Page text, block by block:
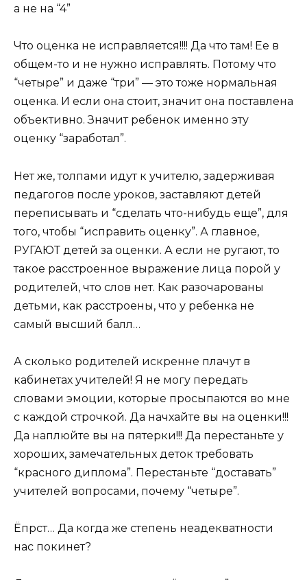
а не на “4”
Что оценка не исправляется!!!! Да что там! Ее в
общем-то и не нужно исправлять. Потому что
“четыре” и даже “три” — это тоже нормальная
оценка. И если она стоит, значит она поставлена
объективно. Значит ребенок именно эту
оценку “заработал”.
Нет же, толпами идут к учителю, задерживая
педагогов после уроков, заставляют детей
переписывать и “сделать что-нибудь еще”, для
того, чтобы “исправить оценку”. А главное,
РУГАЮТ детей за оценки. А если не ругают, то
такое расстроенное выражение лица порой у
родителей, что слов нет. Как разочарованы
детьми, как расстроены, что у ребенка не
самый высший балл…
А сколько родителей искренне плачут в
кабинетах учителей! Я не могу передать
словами эмоции, которые просыпаются во мне
с каждой строчкой. Да начхайте вы на оценки!!!
Да наплюйте вы на пятерки!!! Да перестаньте у
хороших, замечательных деток требовать
“красного диплома”. Перестаньте “доставать”
учителей вопросами, почему “четыре”.
Ёпрст… Да когда же степень неадекватности
нас покинет?